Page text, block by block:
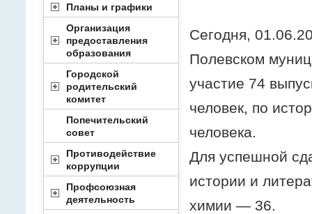
Сегодня,
Полевском
участие 74
человек, по
человека.
Для успешной
истории и
химии — 36.
Планы и графики
Организация
предоставления
образования
Городской
родительский
комитет
Попечительский
совет
Противодействие
коррупции
Профсоюзная
деятельность